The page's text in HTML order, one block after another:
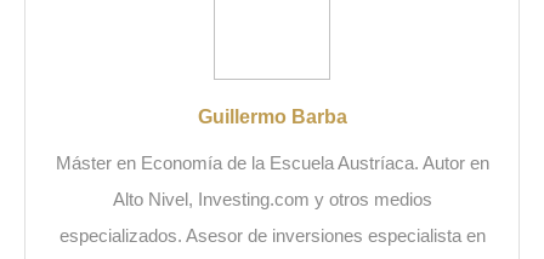
Guillermo Barba
Máster en Economía de la Escuela Austríaca. Autor en
Alto Nivel, Investing.com y otros medios
especializados. Asesor de inversiones especialista en